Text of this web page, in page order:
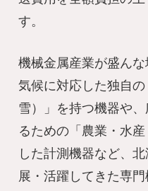
す。
機械金属産業が盛ん
気候に対応した独自
雪）」を持つ機器や
るための「農業・水産
した計測機器など、
展・活躍してきた専